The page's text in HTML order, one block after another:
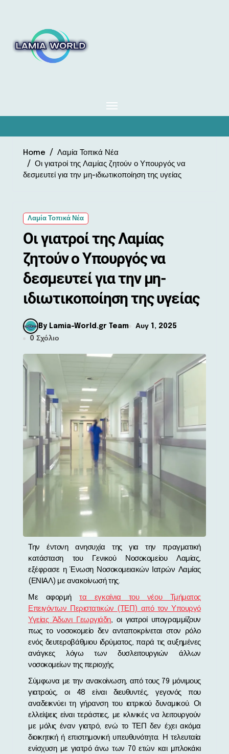
Home
Λαμία Τοπικά Νέα
Οι γιατροί της Λαμίας ζητούν ο Υπουργός να
δεσμευτεί για την μη-ιδιωτικοποίηση της υγείας
Λαμία Τοπικά Νέα
Οι γιατροί της Λαμίας
ζητούν ο Υπουργός να
δεσμευτεί για την μη-
ιδιωτικοποίηση της υγείας
By Lamia-World.gr Team
Αυγ 1, 2025
0 Σχόλιο
Την έντονη ανησυχία της για την πραγματική
κατάσταση του Γενικού Νοσοκομείου Λαμίας,
εξέφρασε η Ένωση Νοσοκομειακών Ιατρών Λαμίας
(ΕΝΙΑΛ) με ανακοίνωσή της.
Με αφορμήτα εγκαίνια του νέου Τμήματος
Επειγόντων Περιστατικών (ΤΕΠ) από τον Υπουργό
Υγείας Άδωνι Γεωργιάδη, οι γιατροί υπογραμμίζουν
πως το νοσοκομείο δεν ανταποκρίνεται στον ρόλο
ενός δευτεροβάθμιου ιδρύματος, παρά τις αυξημένες
ανάγκες λόγω των δυσλειτουργιών άλλων
νοσοκομείων της περιοχής.
Σύμφωνα με την ανακοίνωση, από τους 79 μόνιμους
γιατρούς, οι 48 είναι διευθυντές, γεγονός που
αναδεικνύει τη γήρανση του ιατρικού δυναμικού. Οι
ελλείψεις είναι τεράστιες, με κλινικές να λειτουργούν
με μόλις έναν γιατρό, ενώ το ΤΕΠ δεν έχει ακόμα
διοικητική ή επιστημονική υπευθυνότητα. Η τελευταία
ενίσχυση με γιατρό άνω των 70 ετών και μπλοκάκι